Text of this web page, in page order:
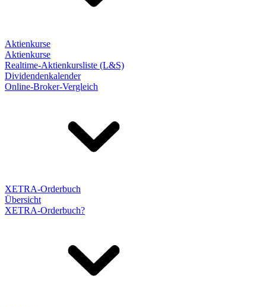
Aktienkurse
Aktienkurse
Realtime-Aktienkursliste (L&S)
Dividendenkalender
Online-Broker-Vergleich
XETRA-Orderbuch
Übersicht
XETRA-Orderbuch?